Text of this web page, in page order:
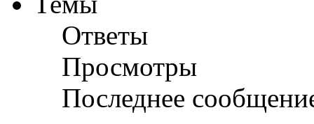
Ответы
Просмотры
Последнее